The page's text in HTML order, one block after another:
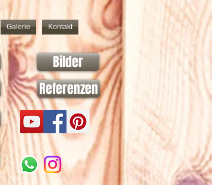
Galerie Kontakt
Bilder
Referenzen